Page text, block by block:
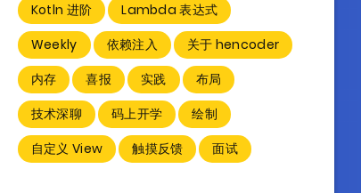
Kotln 进阶
Lambda 表达式
Weekly
依赖注入
关于 hencoder
内存
喜报 实践
布局
技术深聊
码上开学
绘制
自定义 View
触摸反馈 面试